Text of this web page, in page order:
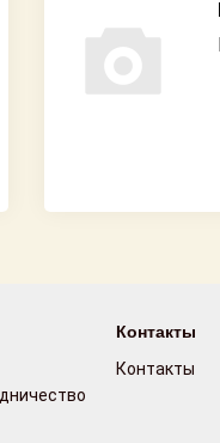
Контакты
Контакты